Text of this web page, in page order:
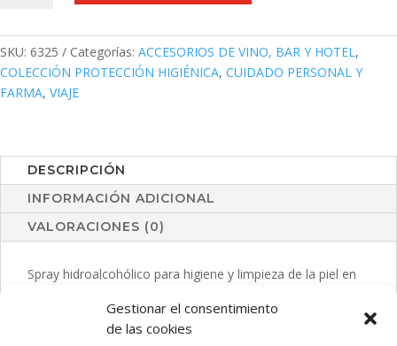
Gestionar el consentimiento
de las cookies
SKU: 6325 Categorías: ACCESORIOS DE VINO, BAR Y HOTEL,
COLECCIÓN PROTECCIÓN HIGIÉNICA, CUIDADO PERSONAL Y
FARMA, VIAJE
DESCRIPCIÓN
INFORMACIÓN ADICIONAL
VALORACIONES (0)
Spray hidroalcohólico para higiene y limpieza de la piel en
disponible en variada gama de colores, con clip de ajuste.
Solución con 65% de contenido de alcohol. Artículo con